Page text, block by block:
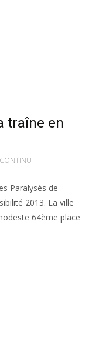
traîne en
Paralysés de
2013. La ville
64ème place